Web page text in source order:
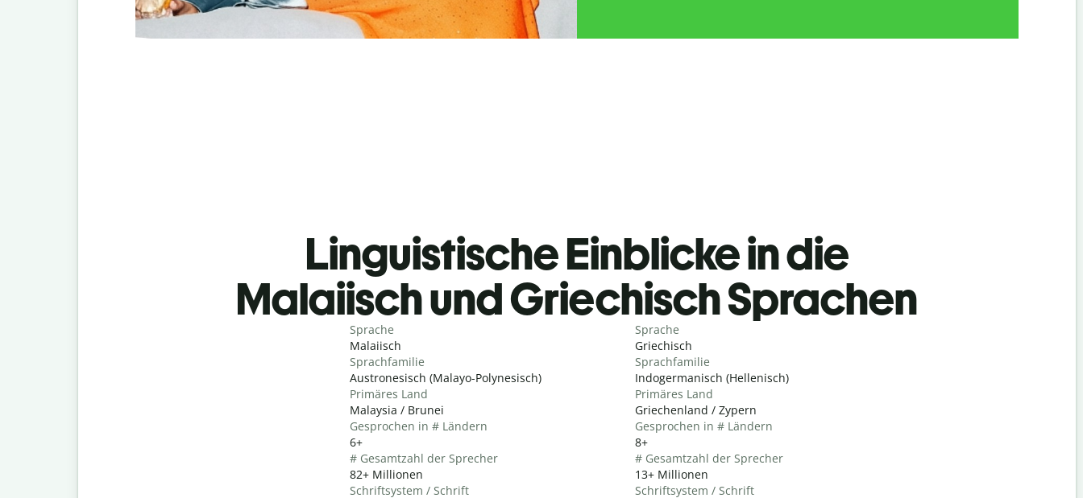
Linguistische Einblicke in die
Malaiisch und Griechisch Sprachen
Sprache
Malaiisch
Sprachfamilie
Austronesisch (Malayo-Polynesisch)
Primäres Land
Malaysia / Brunei
Gesprochen in # Ländern
6+
# Gesamtzahl der Sprecher
82+ Millionen
Schriftsystem / Schrift
Sprache
Griechisch
Sprachfamilie
Indogermanisch (Hellenisch)
Primäres Land
Griechenland / Zypern
Gesprochen in # Ländern
8+
# Gesamtzahl der Sprecher
13+ Millionen
Schriftsystem / Schrift